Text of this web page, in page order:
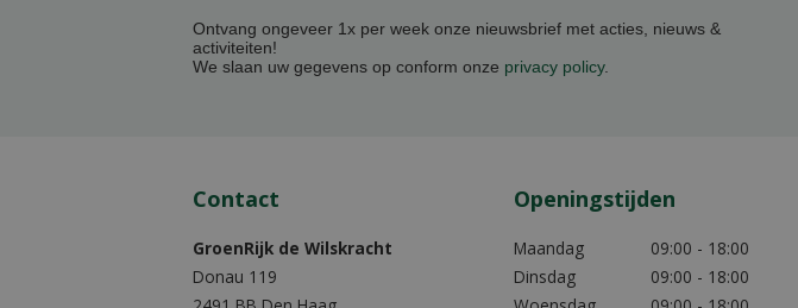
Ontvang ongeveer 1x per week onze nieuwsbrief met acties, nieuws &
activiteiten!
We slaan uw gegevens op conform onze privacy policy.
Contact
GroenRijk de Wilskracht
Donau 119
Openingstijden
Maandag
09:00 - 18:00
Dinsdag
09:00 - 18:00